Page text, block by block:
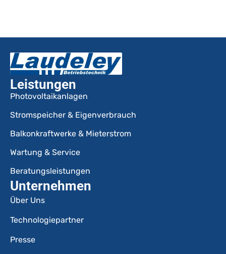
Leistungen
Photovoltaikanlagen
Stromspeicher & Eigenverbrauch
Balkonkraftwerke & Mieterstrom
Wartung & Service
Beratungsleistungen
Unternehmen
Über Uns
Technologiepartner
Presse